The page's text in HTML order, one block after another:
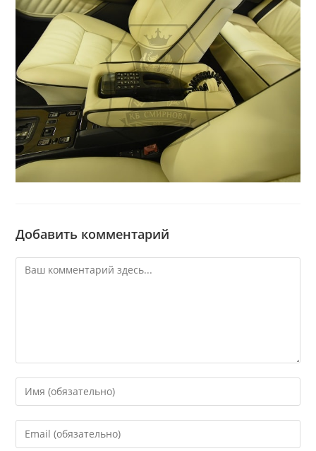
Добавить комментарий
Комментарий
Введите
свое
имя
или
Введите
свой